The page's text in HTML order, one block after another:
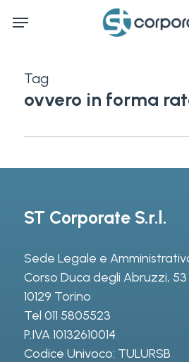
Menu
Tag
ovvero in forma
ST Corporate S.r.l.
Sede Legale e
Corso Duca degli Abruzzi, 53
10129 Torino
Tel 011 5805523
P.IVA 10132610014
Codice Univoco: TULURSB